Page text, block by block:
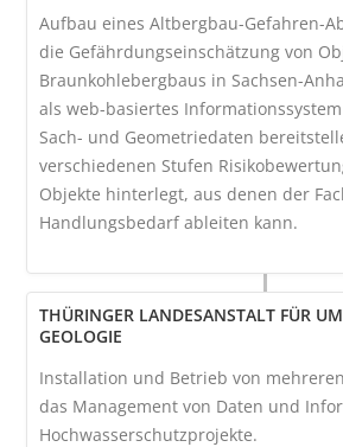
Aufbau eines Altbergbau-Gefahren-
die Gefährdungseinschätzung von
Braunkohlebergbaus in Sachsen-
als web-basiertes
Sach- und Geometriedaten
verschiedenen Stufen
Objekte hinterlegt, aus denen der
Handlungsbedarf ableiten kann.
THÜRINGER LANDESANSTALT FÜR
GEOLOGIE
Installation und Betrieb von
das Management von Daten und
Hochwasserschutzprojekte.